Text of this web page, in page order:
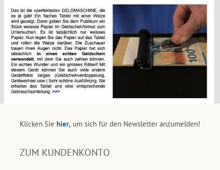
Klicken Sie hier, um sich für den Newsletter anzumelden!
ZUM KUNDENKONTO